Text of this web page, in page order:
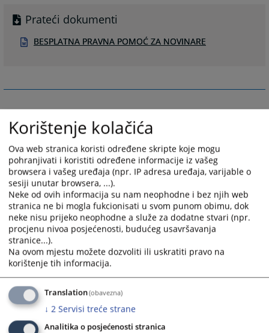
Prateći dokumenti
BESPLATNA PRAVNA POMOĆ ZA NOVINARE
Korištenje kolačića
Ova web stranica koristi određene skripte koje mogu
pohranjivati i koristiti određene informacije iz vašeg
browsera i vašeg uređaja (npr. IP adresa uređaja, varijable o
sesiji unutar browsera, ...).
Neke od ovih informacija su nam neophodne i bez njih web
stranica ne bi mogla fukcionisati u svom punom obimu, dok
neke nisu prijeko neophodne a služe za dodatne stvari (npr.
procjenu nivoa posjećenosti, budućeg usavršavanja
stranice...).
Na ovom mjestu možete dozvoliti ili uskratiti pravo na
korištenje tih informacija.
Translation(obavezna)
↓ 2 Servisi treće strane
Analitika o posjećenosti stranica